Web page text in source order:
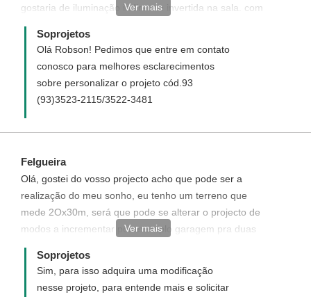
gostaria de iluminação indireta e invertida na sala. com
proceder
Ver mais
Soprojetos
Olá Robson! Pedimos que entre em contato
conosco para melhores esclarecimentos
sobre personalizar o projeto cód.93
(93)3523-2115/3522-3481
Felgueira
Olá, gostei do vosso projecto acho que pode ser a
realização do meu sonho, eu tenho um terreno que
mede 2Ox30m, será que pode se alterar o projecto de
modos a incrementar por exemplo garagem pra duas
vagas e uma piscina?
Ver mais
Soprojetos
Sim, para isso adquira uma modificação
nesse projeto, para entende mais e solicitar